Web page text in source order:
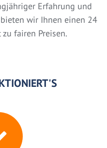
Erfahrung und
wir Ihnen einen 24
fairen Preisen.